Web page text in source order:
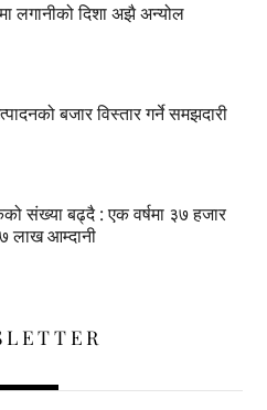
लगानीको दिशा अझै अन्योल
बजार विस्तार गर्ने समझदारी
संख्या बढ्दै : एक वर्षमा ३७ हजार
लाख आम्दानी